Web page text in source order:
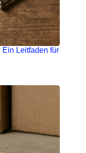
Leitfaden für